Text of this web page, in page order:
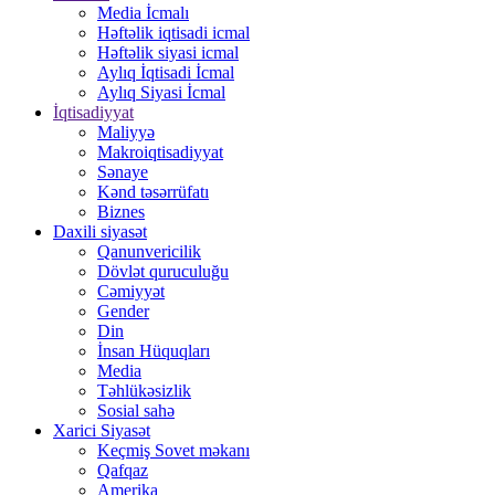
Media İcmalı
Həftəlik iqtisadi icmal
Həftəlik siyasi icmal
Aylıq İqtisadi İcmal
Aylıq Siyasi İcmal
İqtisadiyyat
Maliyyə
Makroiqtisadiyyat
Sənaye
Kənd təsərrüfatı
Biznes
Daxili siyasət
Qanunvericilik
Dövlət quruculuğu
Cəmiyyət
Gender
Din
İnsan Hüquqları
Media
Təhlükəsizlik
Sosial sahə
Xarici Siyasət
Keçmiş Sovet məkanı
Qafqaz
Amerika